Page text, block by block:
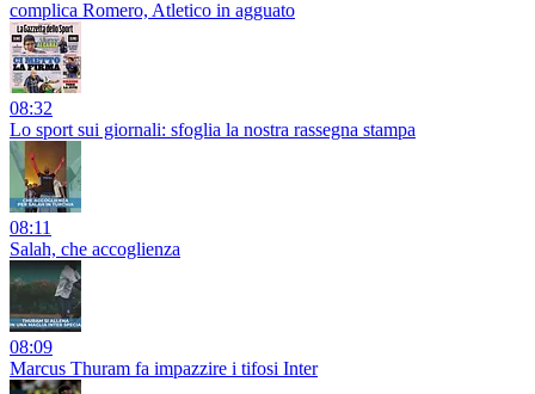
complica Romero, Atletico in agguato
08:32
Lo sport sui giornali: sfoglia la nostra rassegna stampa
08:11
Salah, che accoglienza
08:09
Marcus Thuram fa impazzire i tifosi Inter